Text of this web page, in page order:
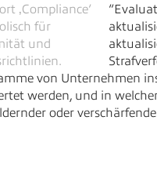
von Unternehmen
werden, und in
oder